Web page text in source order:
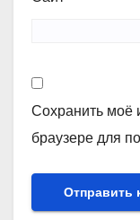
Сохранить моё
браузере для